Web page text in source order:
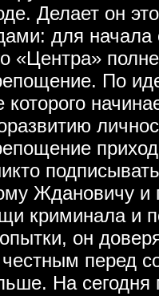
Делает он
для
«Центра»
По
которого
Ждановичу и
криминала и
он
перед
На